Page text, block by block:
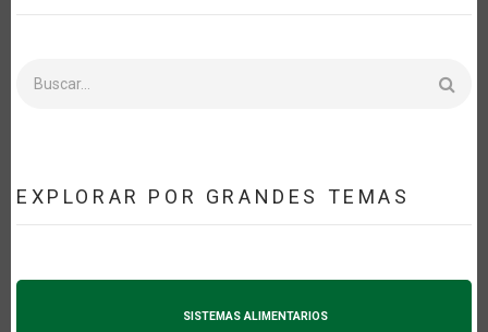
EXPLORAR POR GRANDES TEMAS
SISTEMAS ALIMENTARIOS